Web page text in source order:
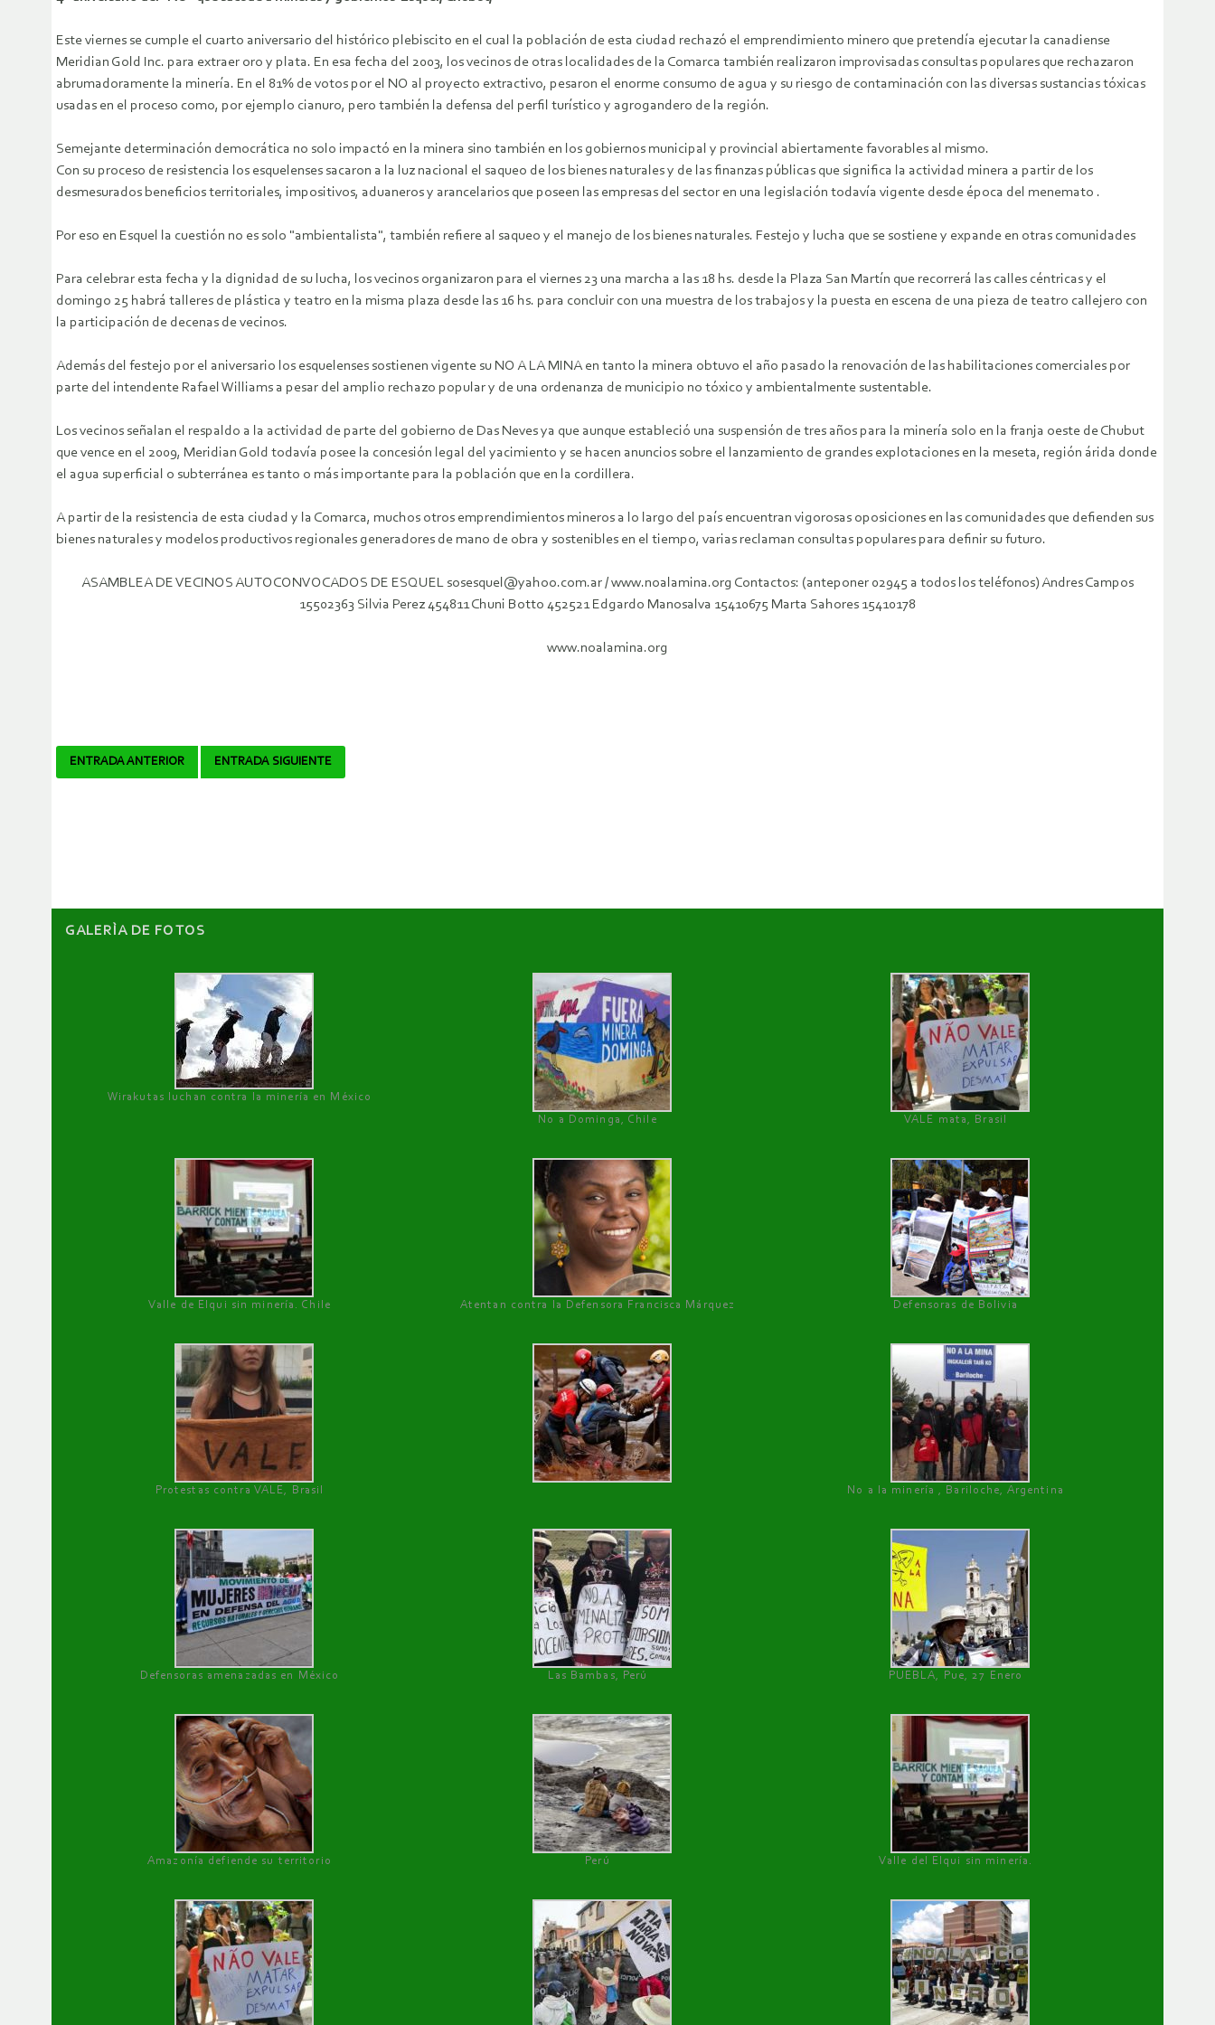
Este viernes se cumple el cuarto aniversario del histórico plebiscito en el cual la población de esta ciudad rechazó el emprendimiento minero que pretendía ejecutar la canadiense
Meridian Gold Inc. para extraer oro y plata. En esa fecha del 2003, los vecinos de otras localidades de la Comarca también realizaron improvisadas consultas populares que rechazaron
abrumadoramente la minería. En el 81% de votos por el NO al proyecto extractivo, pesaron el enorme consumo de agua y su riesgo de contaminación con las diversas sustancias tóxicas
usadas en el proceso como, por ejemplo cianuro, pero también la defensa del perfil turístico y agrogandero de la región.
Semejante determinación democrática no solo impactó en la minera sino también en los gobiernos municipal y provincial abiertamente favorables al mismo.
Con su proceso de resistencia los esquelenses sacaron a la luz nacional el saqueo de los bienes naturales y de las finanzas públicas que significa la actividad minera a partir de los
desmesurados beneficios territoriales, impositivos, aduaneros y arancelarios que poseen las empresas del sector en una legislación todavía vigente desde época del menemato .
Por eso en Esquel la cuestión no es solo "ambientalista", también refiere al saqueo y el manejo de los bienes naturales. Festejo y lucha que se sostiene y expande en otras comunidades
Para celebrar esta fecha y la dignidad de su lucha, los vecinos organizaron para el viernes 23 una marcha a las 18 hs. desde la Plaza San Martín que recorrerá las calles céntricas y el
domingo 25 habrá talleres de plástica y teatro en la misma plaza desde las 16 hs. para concluir con una muestra de los trabajos y la puesta en escena de una pieza de teatro callejero con
la participación de decenas de vecinos.
Además del festejo por el aniversario los esquelenses sostienen vigente su NO A LA MINA en tanto la minera obtuvo el año pasado la renovación de las habilitaciones comerciales por
parte del intendente Rafael Williams a pesar del amplio rechazo popular y de una ordenanza de municipio no tóxico y ambientalmente sustentable.
Los vecinos señalan el respaldo a la actividad de parte del gobierno de Das Neves ya que aunque estableció una suspensión de tres años para la minería solo en la franja oeste de Chubut
que vence en el 2009, Meridian Gold todavía posee la concesión legal del yacimiento y se hacen anuncios sobre el lanzamiento de grandes explotaciones en la meseta, región árida donde
el agua superficial o subterránea es tanto o más importante para la población que en la cordillera.
A partir de la resistencia de esta ciudad y la Comarca, muchos otros emprendimientos mineros a lo largo del país encuentran vigorosas oposiciones en las comunidades que defienden sus
bienes naturales y modelos productivos regionales generadores de mano de obra y sostenibles en el tiempo, varias reclaman consultas populares para definir su futuro.
ASAMBLEA DE VECINOS AUTOCONVOCADOS DE ESQUEL sosesquel@yahoo.com.ar / www.noalamina.org Contactos: (anteponer 02945 a todos los teléfonos) Andres Campos
15502363 Silvia Perez 454811 Chuni Botto 452521 Edgardo Manosalva 15410675 Marta Sahores 15410178
www.noalamina.org
Navegador
ENTRADA ANTERIOR ENTRADA SIGUIENTE
GALERÌA DE FOTOS
Wirakutas luchan contra la minería en México
No a Dominga, Chile
VALE mata, Brasil
Valle de Elqui sin minería. Chile Atentan contra la Defensora Francisca Márquez Defensoras de Bolivia
Protestas contra VALE, Brasil No a la minería , Bariloche, Argentina
Defensoras amenazadas en México Las Bambas, Perú PUEBLA, Pue, 27 Enero
Amazonía defiende su territorio Perú Valle del Elqui sin minería.